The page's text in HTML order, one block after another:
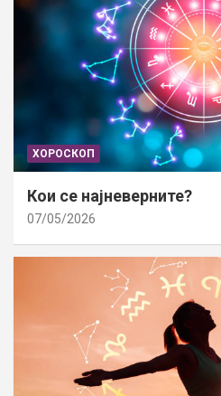
ХОРОСКОП
Кои се најневерните?
07/05/2026